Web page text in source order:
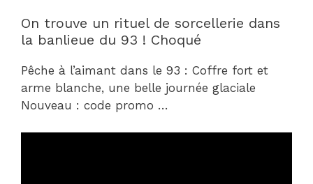
On trouve un rituel de sorcellerie dans
la banlieue du 93 ! Choqué
Pêche à l’aimant dans le 93 : Coffre fort et
arme blanche, une belle journée glaciale
Nouveau : code promo …